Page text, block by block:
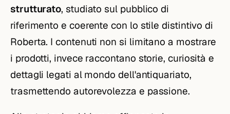
strutturato, studiato sul pubblico di
riferimento e coerente con lo stile distintivo di
Roberta. I contenuti non si limitano a mostrare
i prodotti, invece raccontano storie, curiosità e
dettagli legati al mondo dell'antiquariato,
trasmettendo autorevolezza e passione.